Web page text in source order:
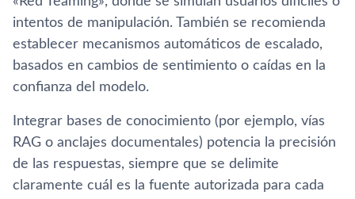
intentos de manipulación. También se recomienda
establecer mecanismos automáticos de escalado,
basados en cambios de sentimiento o caídas en la
confianza del modelo.
Integrar bases de conocimiento (por ejemplo, vías
RAG o anclajes documentales) potencia la precisión
de las respuestas, siempre que se delimite
claramente cuál es la fuente autorizada para cada